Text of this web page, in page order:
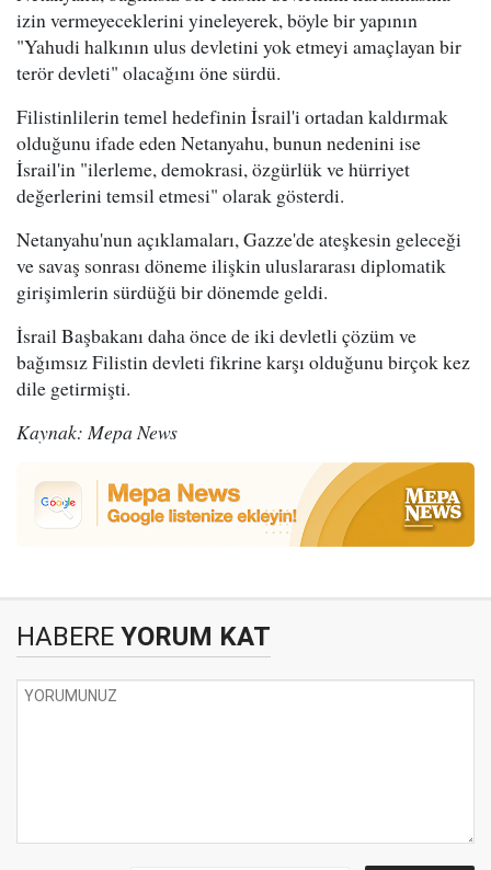
izin vermeyeceklerini yineleyerek, böyle bir yapının
"Yahudi halkının ulus devletini yok etmeyi amaçlayan bir
terör devleti" olacağını öne sürdü.
Filistinlilerin temel hedefinin İsrail'i ortadan kaldırmak
olduğunu ifade eden Netanyahu, bunun nedenini ise
İsrail'in "ilerleme, demokrasi, özgürlük ve hürriyet
değerlerini temsil etmesi" olarak gösterdi.
Netanyahu'nun açıklamaları, Gazze'de ateşkesin geleceği
ve savaş sonrası döneme ilişkin uluslararası diplomatik
girişimlerin sürdüğü bir dönemde geldi.
İsrail Başbakanı daha önce de iki devletli çözüm ve
bağımsız Filistin devleti fikrine karşı olduğunu birçok kez
dile getirmişti.
Kaynak: Mepa News
HABERE YORUM KAT